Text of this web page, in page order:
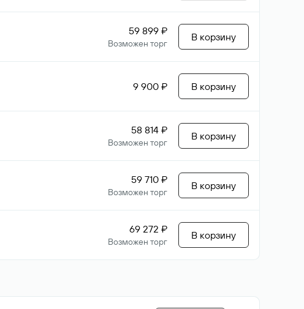
59 899 ₽
Возможен торг
В корзину
9 900 ₽ В корзину
58 814 ₽
Возможен торг
В корзину
59 710 ₽
Возможен торг
В корзину
69 272 ₽
Возможен торг
В корзину